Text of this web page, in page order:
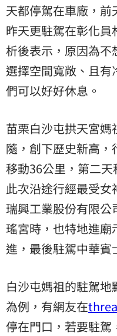
天都停駕在車廠，前
昨天更駐駕在彰化
析後表示，原因為不
選擇空間寬敞、且
們可以好好休息。
苗栗白沙屯拱天宮
隨，創下歷史新高
移動36公里，第二天
此次沿途行經最受
瑞興工業股份有限
瑤宮時，也特地進廟
進，最後駐駕中華賓
白沙屯媽祖的駐駕
為例，有網友在
停在門口，若要駐